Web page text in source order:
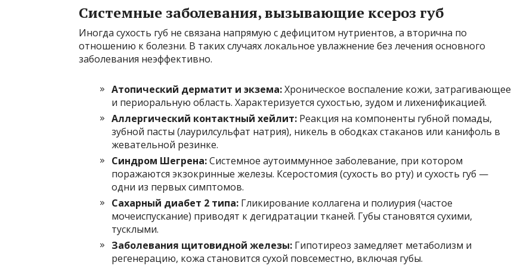
Системные заболевания, вызывающие ксероз губ
Иногда сухость губ не связана напрямую с дефицитом нутриентов, а вторична по
отношению к болезни. В таких случаях локальное увлажнение без лечения основного
заболевания неэффективно.
Атопический дерматит и экзема:Хроническое воспаление кожи, затрагивающее
и периоральную область. Характеризуется сухостью, зудом и лихенификацией.
Аллергический контактный хейлит: Реакция на компоненты губной помады,
зубной пасты (лаурилсульфат натрия), никель в ободках стаканов или канифоль в
жевательной резинке.
Синдром Шегрена:Системное аутоиммунное заболевание, при котором
поражаются экзокринные железы. Ксеростомия (сухость во рту) и сухость губ —
одни из первых симптомов.
Сахарный диабет 2 типа: Гликирование коллагена и полиурия (частое
мочеиспускание) приводят к дегидратации тканей. Губы становятся сухими,
тусклыми.
Заболевания щитовидной железы: Гипотиреоз замедляет метаболизм и
регенерацию, кожа становится сухой повсеместно, включая губы.